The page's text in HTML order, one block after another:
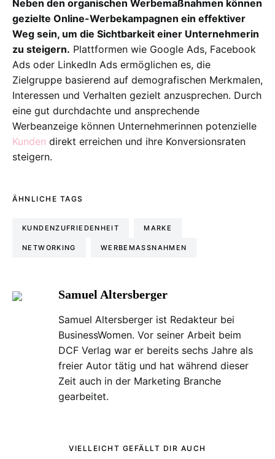
Neben den organischen Werbemaßnahmen können
gezielte Online-Werbekampagnen ein effektiver
Weg sein, um die Sichtbarkeit einer Unternehmerin
zu steigern. Plattformen wie Google Ads, Facebook
Ads oder LinkedIn Ads ermöglichen es, die
Zielgruppe basierend auf demografischen Merkmalen,
Interessen und Verhalten gezielt anzusprechen. Durch
eine gut durchdachte und ansprechende
Werbeanzeige können Unternehmerinnen potenzielle
Kunden direkt erreichen und ihre Konversionsraten
steigern.
ÄHNLICHE TAGS
KUNDENZUFRIEDENHEIT MARKE
NETWORKING WERBEMASSNAHMEN
Samuel Altersberger
Samuel Altersberger ist Redakteur bei
BusinessWomen. Vor seiner Arbeit beim
DCF Verlag war er bereits sechs Jahre als
freier Autor tätig und hat während dieser
Zeit auch in der Marketing Branche
gearbeitet.
VIELLEICHT GEFÄLLT DIR AUCH